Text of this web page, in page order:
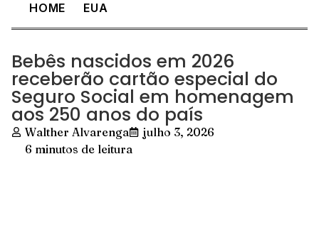
HOME EUA
Bebês nascidos em 2026
receberão cartão especial do
Seguro Social em homenagem
aos 250 anos do país
Walther Alvarenga
julho 3, 2026
6 minutos de leitura